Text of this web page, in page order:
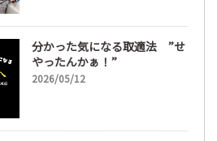
分かった気になる取適法 ”せ
やったんかぁ！”
2026/05/12